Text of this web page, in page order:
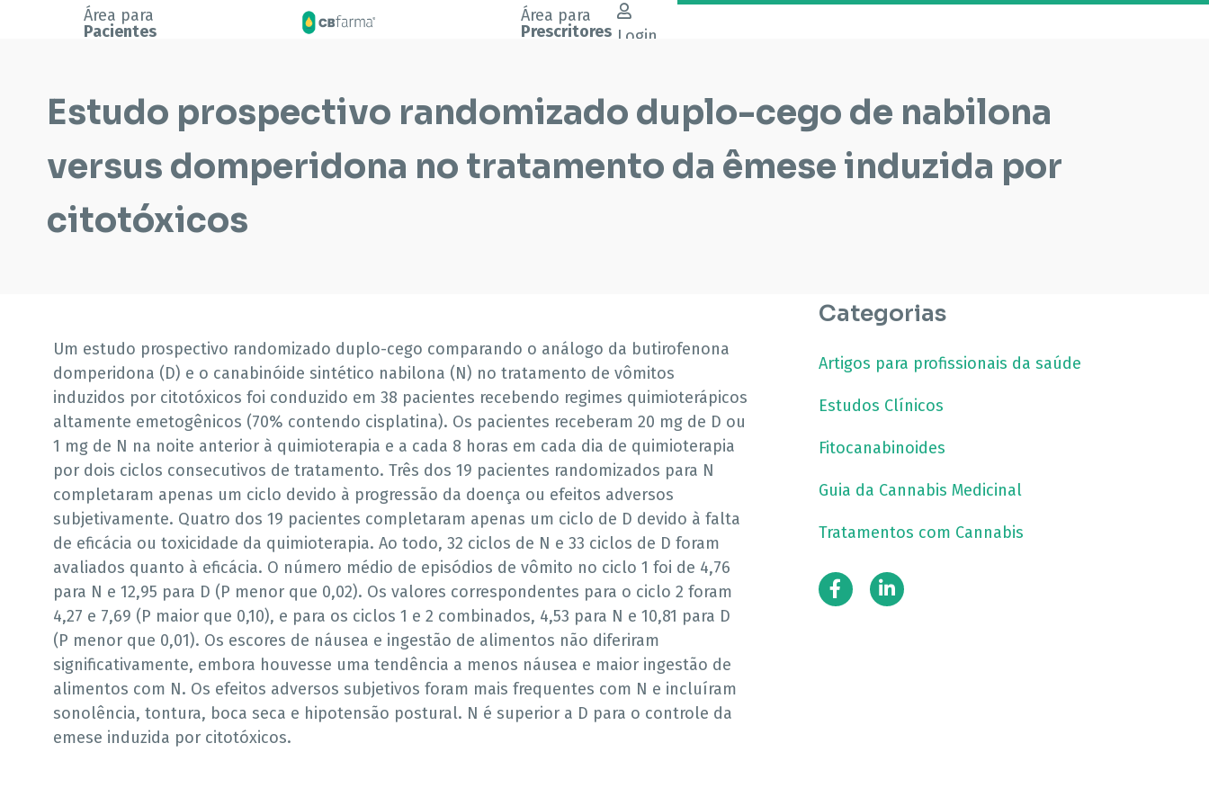
Área para
Pacientes
Área para
Prescritores Login
Estudo prospectivo randomizado duplo-cego de nabilona
versus domperidona no tratamento da êmese induzida por
citotóxicos
Um estudo prospectivo randomizado duplo-cego comparando o análogo da butirofenona
domperidona (D) e o canabinóide sintético nabilona (N) no tratamento de vômitos
induzidos por citotóxicos foi conduzido em 38 pacientes recebendo regimes quimioterápicos
altamente emetogênicos (70% contendo cisplatina). Os pacientes receberam 20 mg de D ou
1 mg de N na noite anterior à quimioterapia e a cada 8 horas em cada dia de quimioterapia
por dois ciclos consecutivos de tratamento. Três dos 19 pacientes randomizados para N
completaram apenas um ciclo devido à progressão da doença ou efeitos adversos
subjetivamente. Quatro dos 19 pacientes completaram apenas um ciclo de D devido à falta
de eficácia ou toxicidade da quimioterapia. Ao todo, 32 ciclos de N e 33 ciclos de D foram
avaliados quanto à eficácia. O número médio de episódios de vômito no ciclo 1 foi de 4,76
para N e 12,95 para D (P menor que 0,02). Os valores correspondentes para o ciclo 2 foram
4,27 e 7,69 (P maior que 0,10), e para os ciclos 1 e 2 combinados, 4,53 para N e 10,81 para D
(P menor que 0,01). Os escores de náusea e ingestão de alimentos não diferiram
significativamente, embora houvesse uma tendência a menos náusea e maior ingestão de
alimentos com N. Os efeitos adversos subjetivos foram mais frequentes com N e incluíram
sonolência, tontura, boca seca e hipotensão postural. N é superior a D para o controle da
emese induzida por citotóxicos.
Categorias
Artigos para profissionais da saúde
Estudos Clínicos
Fitocanabinoides
Guia da Cannabis Medicinal
Tratamentos com Cannabis